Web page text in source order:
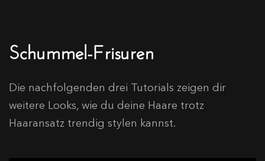
Schummel-Frisuren
Die nachfolgenden drei Tutorials zeigen dir
weitere Looks, wie du deine Haare trotz
Haaransatz trendig stylen kannst.